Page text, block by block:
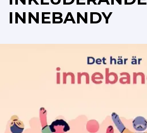
INNEBANDY